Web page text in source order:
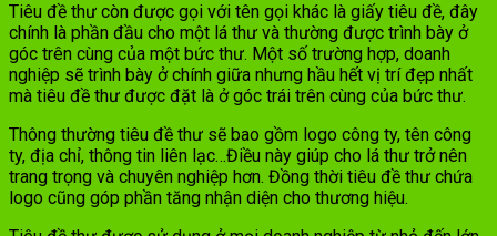
Tiêu đề thư còn được gọi với tên gọi khác là giấy tiêu đề, đây
chính là phần đầu cho một lá thư và thường được trình bày ở
góc trên cùng của một bức thư. Một số trường hợp, doanh
nghiệp sẽ trình bày ở chính giữa nhưng hầu hết vị trí đẹp nhất
mà tiêu đề thư được đặt là ở góc trái trên cùng của bức thư.
Thông thường tiêu đề thư sẽ bao gồm logo công ty, tên công
ty, địa chỉ, thông tin liên lạc…Điều này giúp cho lá thư trở nên
trang trọng và chuyên nghiệp hơn. Đồng thời tiêu đề thư chứa
logo cũng góp phần tăng nhận diện cho thương hiệu.